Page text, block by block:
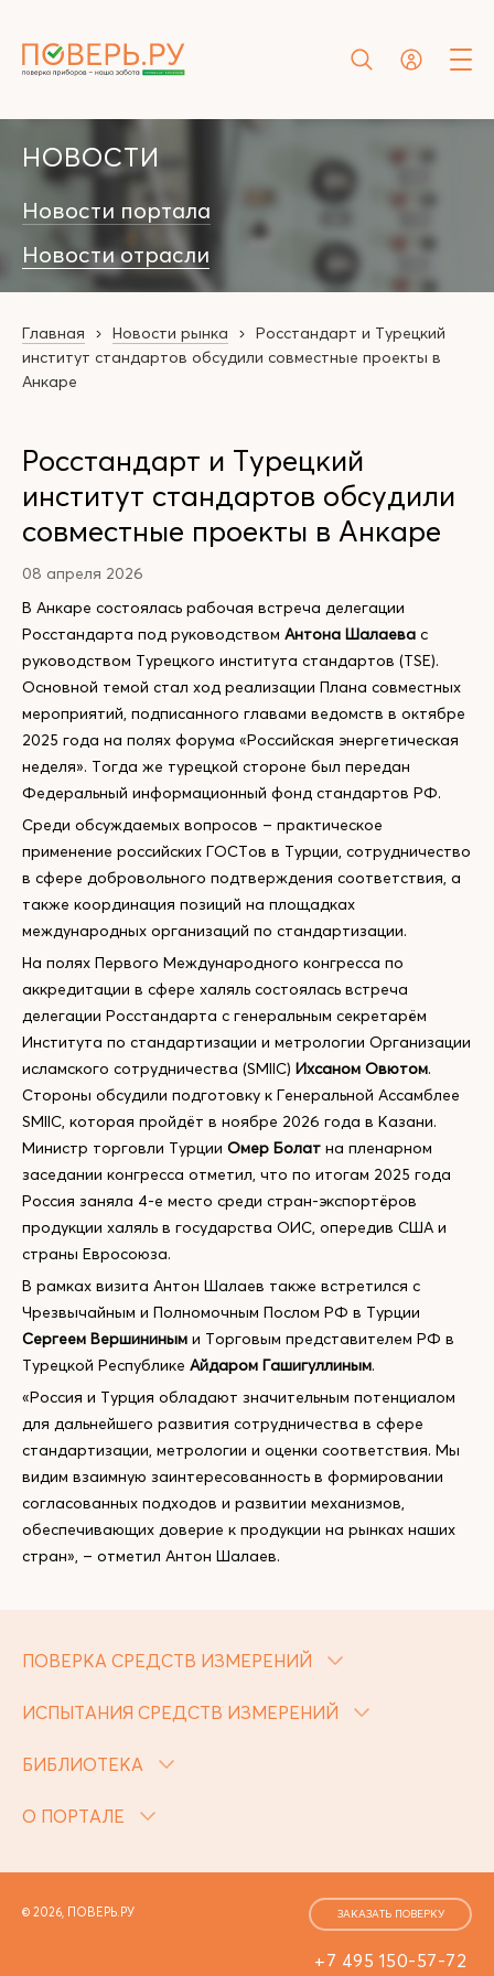
НОВОСТИ
Новости портала
Новости отрасли
Главная Новости рынка
Росстандарт и Турецкий
институт стандартов обсудили совместные проекты в
Анкаре
Росстандарт и Турецкий
институт стандартов обсудили
совместные проекты в Анкаре
08 апреля 2026
В Анкаре состоялась рабочая встреча делегации
Росстандарта под руководством Антона Шалаева с
руководством Турецкого института стандартов (TSE).
Основной темой стал ход реализации Плана совместных
мероприятий, подписанного главами ведомств в октябре
2025 года на полях форума «Российская энергетическая
неделя». Тогда же турецкой стороне был передан
Федеральный информационный фонд стандартов РФ.
Среди обсуждаемых вопросов – практическое
применение российских ГОСТов в Турции, сотрудничество
в сфере добровольного подтверждения соответствия, а
также координация позиций на площадках
международных организаций по стандартизации.
На полях Первого Международного конгресса по
аккредитации в сфере халяль состоялась встреча
делегации Росстандарта с генеральным секретарём
Института по стандартизации и метрологии Организации
исламского сотрудничества (SMIIC) Ихсаном Овютом.
Стороны обсудили подготовку к Генеральной Ассамблее
SMIIC, которая пройдёт в ноябре 2026 года в Казани.
Министр торговли Турции Омер Болат на пленарном
заседании конгресса отметил, что по итогам 2025 года
Россия заняла 4-е место среди стран-экспортёров
продукции халяль в государства ОИС, опередив США и
страны Евросоюза.
В рамках визита Антон Шалаев также встретился с
Чрезвычайным и Полномочным Послом РФ в Турции
Сергеем Вершининым и Торговым представителем РФ в
Турецкой Республике Айдаром Гашигуллиным.
«Россия и Турция обладают значительным потенциалом
для дальнейшего развития сотрудничества в сфере
стандартизации, метрологии и оценки соответствия. Мы
видим взаимную заинтересованность в формировании
согласованных подходов и развитии механизмов,
обеспечивающих доверие к продукции на рынках наших
стран», – отметил Антон Шалаев.
ПОВЕРКА СРЕДСТВ ИЗМЕРЕНИЙ
ИСПЫТАНИЯ СРЕДСТВ ИЗМЕРЕНИЙ
БИБЛИОТЕКА
О ПОРТАЛЕ
© 2026, ПОВЕРЬ.РУ
+7 495 150-57-72
ЗАКАЗАТЬ ПОВЕРКУ